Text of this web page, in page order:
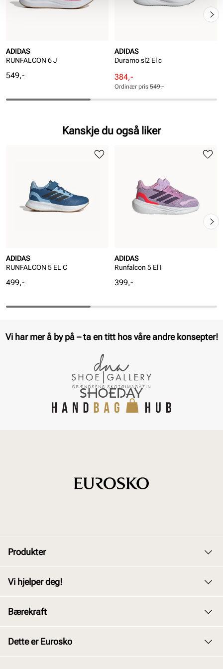
ADIDAS
RUNFALCON 6 J
Pris
549,-
ADIDAS
Duramo sl2 El c
Rabattert
pris
Pris
384,-
Ordinær
pris
Pris
Ordinær pris 549,-
Kanskje du også liker
ADIDAS
RUNFALCON 5 EL C
Pris
499,-
ADIDAS
Runfalcon 5 El I
Pris
399,-
Vi har mer å by på – ta en titt hos våre andre konsepter!
Produkter
Barn
Vi hjelper deg!
Kjøpsbetingelser
Bærekraft
Dette er Eurosko